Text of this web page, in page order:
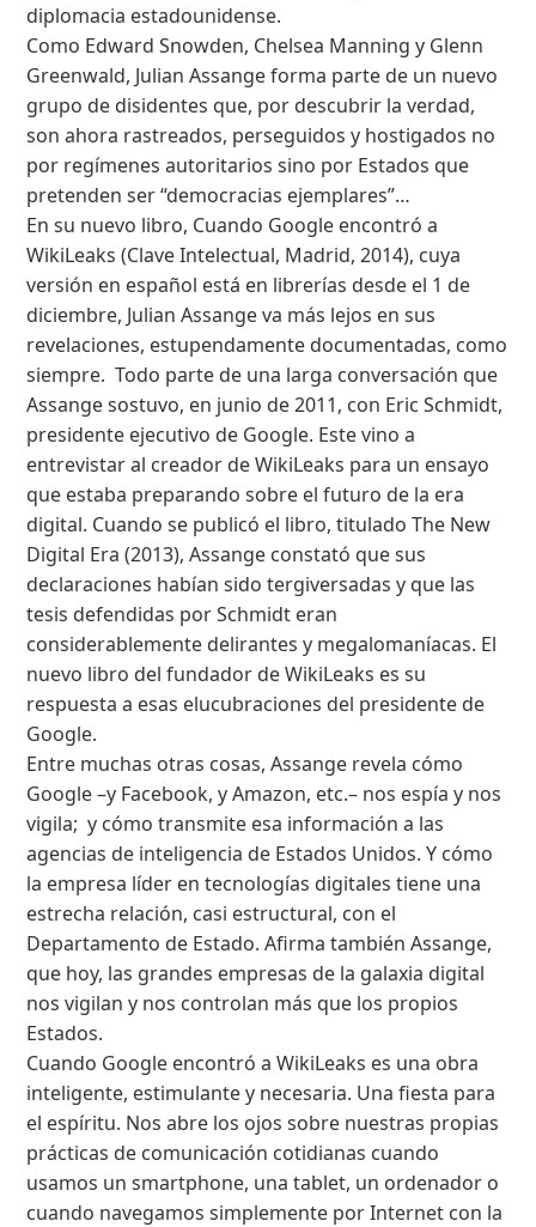
diplomacia estadounidense.
Como Edward Snowden, Chelsea Manning y Glenn
Greenwald, Julian Assange forma parte de un nuevo
grupo de disidentes que, por descubrir la verdad,
son ahora rastreados, perseguidos y hostigados no
por regímenes autoritarios sino por Estados que
pretenden ser “democracias ejemplares”…
En su nuevo libro, Cuando Google encontró a
WikiLeaks (Clave Intelectual, Madrid, 2014), cuya
versión en español está en librerías desde el 1 de
diciembre, Julian Assange va más lejos en sus
revelaciones, estupendamente documentadas, como
siempre. Todo parte de una larga conversación que
Assange sostuvo, en junio de 2011, con Eric Schmidt,
presidente ejecutivo de Google. Este vino a
entrevistar al creador de WikiLeaks para un ensayo
que estaba preparando sobre el futuro de la era
digital. Cuando se publicó el libro, titulado The New
Digital Era (2013), Assange constató que sus
declaraciones habían sido tergiversadas y que las
tesis defendidas por Schmidt eran
considerablemente delirantes y megalomaníacas. El
nuevo libro del fundador de WikiLeaks es su
respuesta a esas elucubraciones del presidente de
Google.
Entre muchas otras cosas, Assange revela cómo
Google –y Facebook, y Amazon, etc.– nos espía y nos
vigila; y cómo transmite esa información a las
agencias de inteligencia de Estados Unidos. Y cómo
la empresa líder en tecnologías digitales tiene una
estrecha relación, casi estructural, con el
Departamento de Estado. Afirma también Assange,
que hoy, las grandes empresas de la galaxia digital
nos vigilan y nos controlan más que los propios
Estados.
Cuando Google encontró a WikiLeaks es una obra
inteligente, estimulante y necesaria. Una fiesta para
el espíritu. Nos abre los ojos sobre nuestras propias
prácticas de comunicación cotidianas cuando
usamos un smartphone, una tablet, un ordenador o
cuando navegamos simplemente por Internet con la